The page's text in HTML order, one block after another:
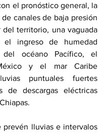
el pronóstico general, la
canales de baja presión
territorio, una vaguada
ingreso de humedad
del océano Pacífico, el
y el mar Caribe
puntuales fuertes
de descargas eléctricas
prevén lluvias e intervalos